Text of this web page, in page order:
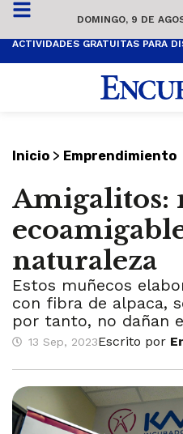
DOMINGO, 9 DE
Inicio > Emprendimiento
Amigalitos:
naturaleza
Estos muñecos
con fibra de alpaca,
por tanto, no dañan
13 Sep, 2023Escrito por